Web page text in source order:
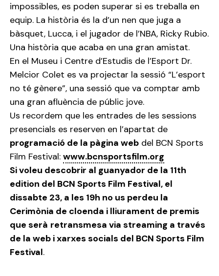
impossibles, es poden superar si es treballa en
equip. La història és la d’un nen que juga a
bàsquet, Lucca, i el jugador de l’NBA, Ricky Rubio.
Una història que acaba en una gran amistat.
En el Museu i Centre d’Estudis de l’Esport Dr.
Melcior Colet es va projectar la sessió “L’esport
no té gènere”, una sessió que va comptar amb
una gran afluència de públic jove.
Us recordem que les entrades de les sessions
presencials es reserven en l’apartat de
programació de la pàgina web del BCN Sports
Film Festival: www.bcnsportsfilm.org
Si voleu descobrir al guanyador de la 11th
edition del BCN Sports Film Festival, el
dissabte 23, a les 19h no us perdeu la
Cerimònia de cloenda i lliurament de premis
que serà retransmesa via streaming a través
de la web i xarxes socials del BCN Sports Film
Festival.